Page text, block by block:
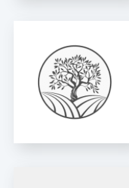
UNILAB
PHARMACEUTICALS